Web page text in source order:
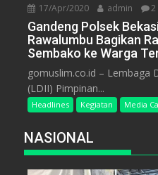
17/Apr/2020 admin 2
Gandeng Polsek
Rawalumbu Bagikan
Sembako ke Warga
gomuslim.co.id – Lembaga
(LDII) Pimpinan...
Headlines Kegiatan Media
NASIONAL